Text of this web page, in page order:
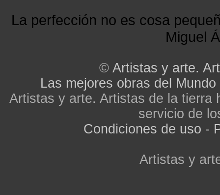
La perfección no es cosa
Miguel
© Artistas y arte.
Las mejores obras del Mundo
Artistas y arte. Artistas de la tierra
servicio de
Condiciones de uso -
Artistas y